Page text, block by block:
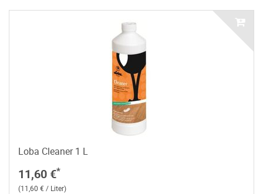
Loba Cleaner 1 L
11,60 €*
(11,60 € / Liter)